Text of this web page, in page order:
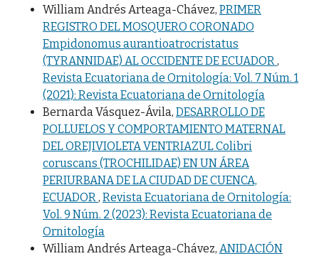
William Andrés Arteaga-Chávez, PRIMER
REGISTRO DEL MOSQUERO CORONADO
Empidonomus aurantioatrocristatus
(TYRANNIDAE) AL OCCIDENTE DE ECUADOR,
Revista Ecuatoriana de Ornitología: Vol. 7 Núm. 1
(2021): Revista Ecuatoriana de Ornitología
Bernarda Vásquez-Ávila, DESARROLLO DE
POLLUELOS Y COMPORTAMIENTO MATERNAL
DEL OREJIVIOLETA VENTRIAZUL Colibri
coruscans (TROCHILIDAE) EN UN ÁREA
PERIURBANA DE LA CIUDAD DE CUENCA,
ECUADOR, Revista Ecuatoriana de Ornitología:
Vol. 9 Núm. 2 (2023): Revista Ecuatoriana de
Ornitología
William Andrés Arteaga-Chávez, ANIDACIÓN